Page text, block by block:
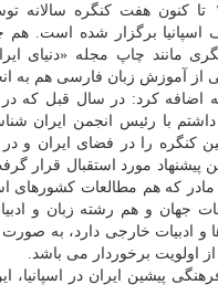
«از سال ۱۳۸۸ تا كنون هفت كنگره
اسپانیا برگزار شده است. هم
مانند چاپ مجله «دنیای
از آموزش زبان فارسی هم به
اضافه كرد: در سال قبل كه در
داشتم با رئیس انجمن ایران
كنگره را در فضای ایران و
پیشنهاد مورد استقبال قرار
مادر كه هم مطالعات كشورهای
جهان و هم رشته زبان و
و ادبیات خارجی دارد، به
اولویت برخوردار می باشد.
پیشین ایران در اسپانیا،